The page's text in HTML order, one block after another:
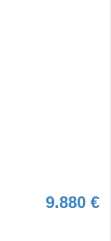
9.880 €